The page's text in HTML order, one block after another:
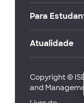
Para
Atualidade
Copyright ©
and